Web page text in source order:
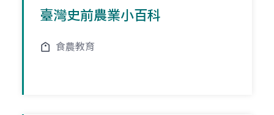
臺灣史前農業小百科
食農教育